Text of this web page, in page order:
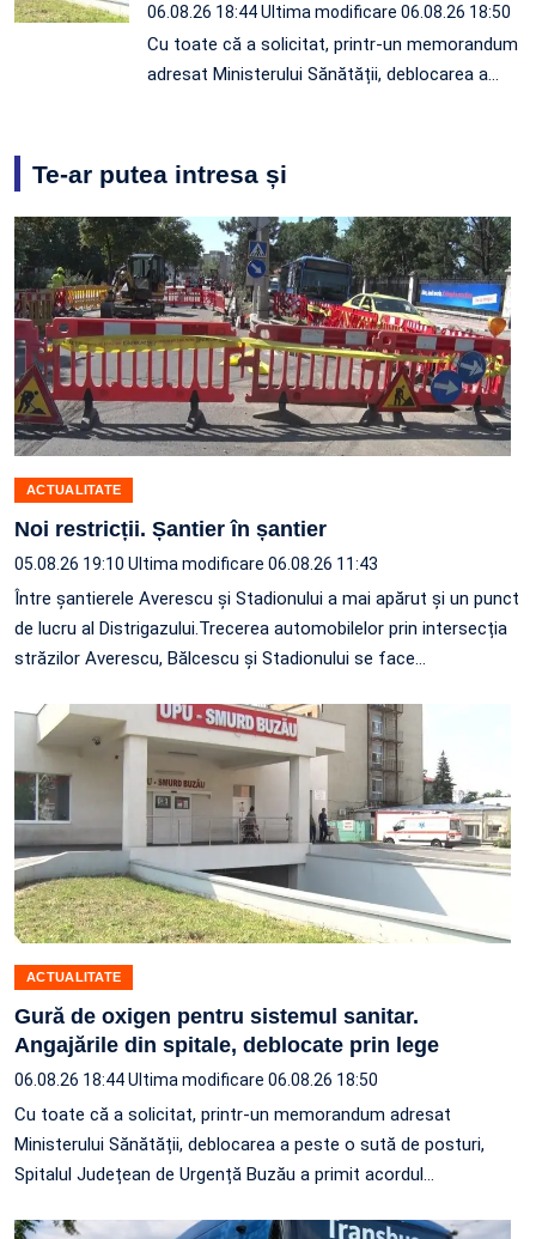
06.08.26 18:44Ultima modificare 06.08.26 18:50
Cu toate că a solicitat, printr-un memorandum
adresat Ministerului Sănătății, deblocarea a…
Te-ar putea intresa și
ACTUALITATE
Noi restricții. Șantier în șantier
05.08.26 19:10 Ultima modificare 06.08.26 11:43
Între șantierele Averescu și Stadionului a mai apărut și un punct
de lucru al Distrigazului.Trecerea automobilelor prin intersecția
străzilor Averescu, Bălcescu și Stadionului se face…
ACTUALITATE
Gură de oxigen pentru sistemul sanitar.
Angajările din spitale, deblocate prin lege
06.08.26 18:44Ultima modificare 06.08.26 18:50
Cu toate că a solicitat, printr-un memorandum adresat
Ministerului Sănătății, deblocarea a peste o sută de posturi,
Spitalul Județean de Urgență Buzău a primit acordul…